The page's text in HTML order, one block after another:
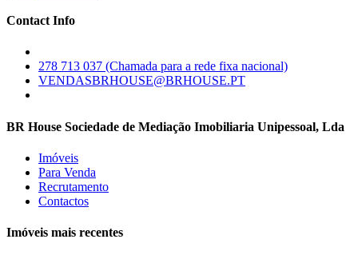
Contact Info
278 713 037 (Chamada para a rede fixa nacional)
VENDASBRHOUSE@BRHOUSE.PT
BR House Sociedade de Mediação Imobiliaria Unipessoal, Lda
Imóveis
Para Venda
Recrutamento
Contactos
Imóveis mais recentes